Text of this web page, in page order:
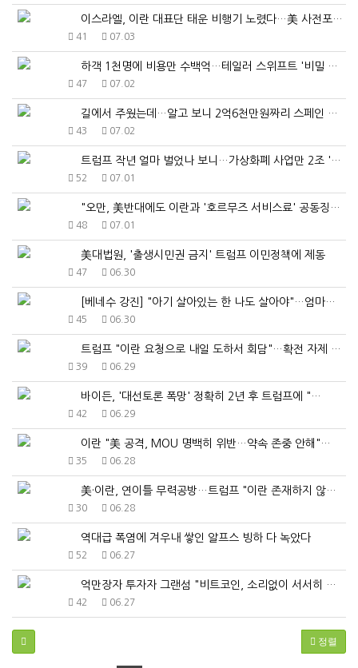
이스라엘, 이란 대표단 태운 비행기 노렸다…美 사전포착…
41 07.03
하객 1천명에 비용만 수백억…테일러 스위프트 '비밀 결…
47 07.02
길에서 주웠는데…알고 보니 2억6천만원짜리 스페인 거장…
43 07.02
트럼프 작년 얼마 벌었나 보니…가상화폐 사업만 2조 '…
52 07.01
"오만, 美반대에도 이란과 '호르무즈 서비스료' 공동징…
48 07.01
美대법원, '출생시민권 금지' 트럼프 이민정책에 제동
47 06.30
[베네수 강진] "아기 살아있는 한 나도 살아야"…엄마…
45 06.30
트럼프 "이란 요청으로 내일 도하서 회담"…확전 자제 …
39 06.29
바이든, '대선토론 폭망' 정확히 2년 후 트럼프에 "…
42 06.29
이란 "美 공격, MOU 명백히 위반…약속 존중 안해"…
35 06.28
美·이란, 연이틀 무력공방…트럼프 "이란 존재하지 않을…
30 06.28
역대급 폭염에 겨우내 쌓인 알프스 빙하 다 녹았다
52 06.27
억만장자 투자자 그랜섬 "비트코인, 소리없이 서서히 사…
42 06.27
정렬